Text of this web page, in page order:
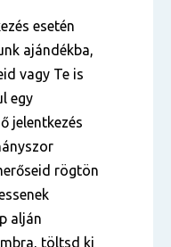
esetén
ajándékba,
vagy Te is
egy
jelentkezés
rögtön
alján
töltsd ki